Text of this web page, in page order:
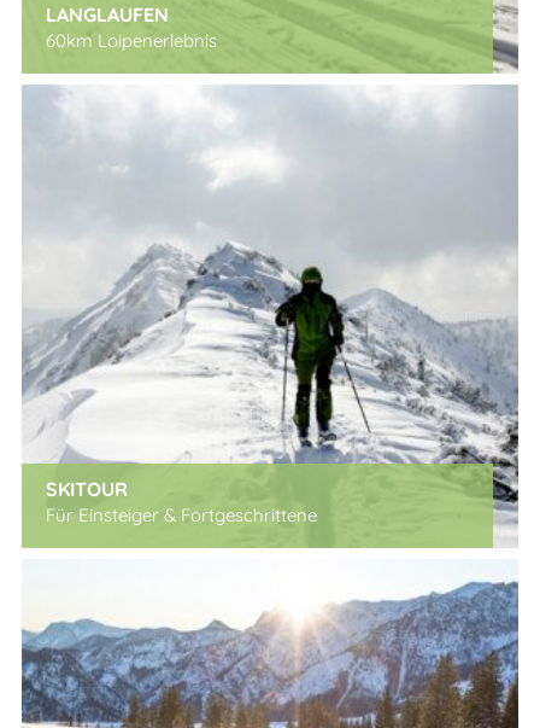
LANGLAUFEN
60km Loipenerlebnis
x
SKITOUR
Für Einsteiger & Fortgeschrittene